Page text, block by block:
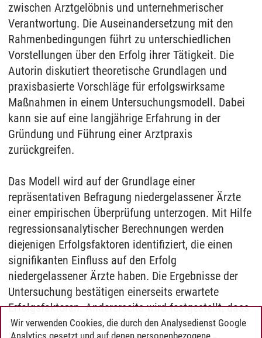
zwischen Arztgelöbnis und unternehmerischer
Verantwortung. Die Auseinandersetzung mit den
Rahmenbedingungen führt zu unterschiedlichen
Vorstellungen über den Erfolg ihrer Tätigkeit. Die
Autorin diskutiert theoretische Grundlagen und
praxisbasierte Vorschläge für erfolgswirksame
Maßnahmen in einem Untersuchungsmodell. Dabei
kann sie auf eine langjährige Erfahrung in der
Gründung und Führung einer Arztpraxis
zurückgreifen.
Das Modell wird auf der Grundlage einer
repräsentativen Befragung niedergelassener Ärzte
einer empirischen Überprüfung unterzogen. Mit Hilfe
regressionsanalytischer Berechnungen werden
diejenigen Erfolgsfaktoren identifiziert, die einen
signifikanten Einfluss auf den Erfolg
niedergelassener Ärzte haben. Die Ergebnisse der
Untersuchung bestätigen einerseits erwartete
Erfolgsfaktoren. Andererseits wird festgestellt, dass
zumindest zur Zeit der Befragung nicht für die
Wir verwenden Cookies, die durch den Analysedienst Google
Analytics gesetzt und auf denen personenbezogene